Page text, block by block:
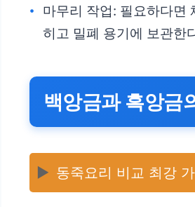
마무리 작업: 필요하다면
히고 밀폐 용기에 보관한
백앙금과 흑앙금
▶️ 동죽요리 비교 최강